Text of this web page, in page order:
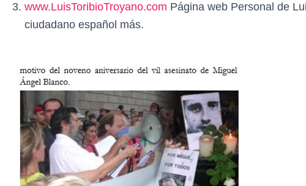
www.LuisToribioTroyano.com Página web Personal de
ciudadano español más.